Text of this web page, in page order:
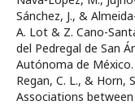
Sánchez, J., &
A. Lot & Z. Cano-
del Pedregal de San
Autónoma de México.
Regan, C. L., & Horn,
Associations